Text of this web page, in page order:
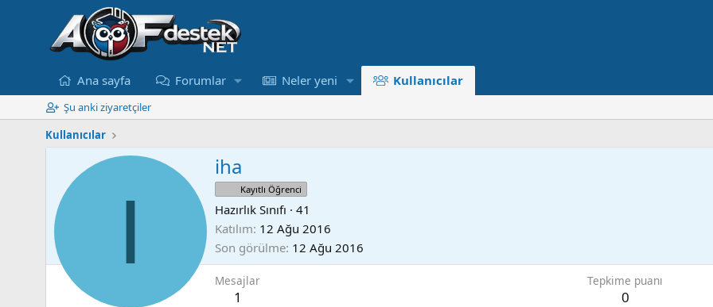
Ana sayfa Forumlar Neler yeni Kullanıcılar
Şu anki ziyaretçiler
Kullanıcılar
I
iha
Kayıtlı Öğrenci
Hazırlık Sınıfı · 41
Katılım 12 Ağu 2016
Son görülme 12 Ağu 2016
Mesajlar
1
Tepkime puanı
0